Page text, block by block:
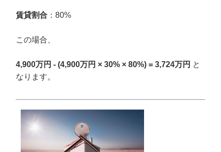
賃貸割合：80%
この場合、
4,900万円 - (4,900万円 × 30% × 80%) = 3,724万円 と
なります。